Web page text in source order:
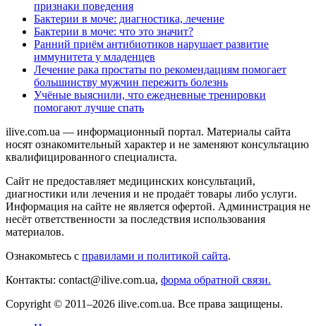
признаки поведения
Бактерии в моче: диагностика, лечение
Бактерии в моче: что это значит?
Ранний приём антибиотиков нарушает развитие
иммунитета у младенцев
Лечение рака простаты по рекомендациям помогает
большинству мужчин пережить болезнь
Учёные выяснили, что ежедневные тренировки
помогают лучше спать
ilive.com.ua — информационный портал. Материалы сайта
носят ознакомительный характер и не заменяют консультацию
квалифицированного специалиста.
Сайт не предоставляет медицинских консультаций,
диагностики или лечения и не продаёт товары либо услуги.
Информация на сайте не является офертой. Администрация не
несёт ответственности за последствия использования
материалов.
Ознакомьтесь с правилами и политикой сайта.
Контакты: contact@ilive.com.ua, форма обратной связи.
Copyright © 2011–2026 ilive.com.ua. Все права защищены.